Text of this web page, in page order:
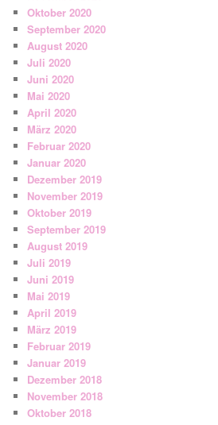
Oktober 2020
September 2020
August 2020
Juli 2020
Juni 2020
Mai 2020
April 2020
März 2020
Februar 2020
Januar 2020
Dezember 2019
November 2019
Oktober 2019
September 2019
August 2019
Juli 2019
Juni 2019
Mai 2019
April 2019
März 2019
Februar 2019
Januar 2019
Dezember 2018
November 2018
Oktober 2018